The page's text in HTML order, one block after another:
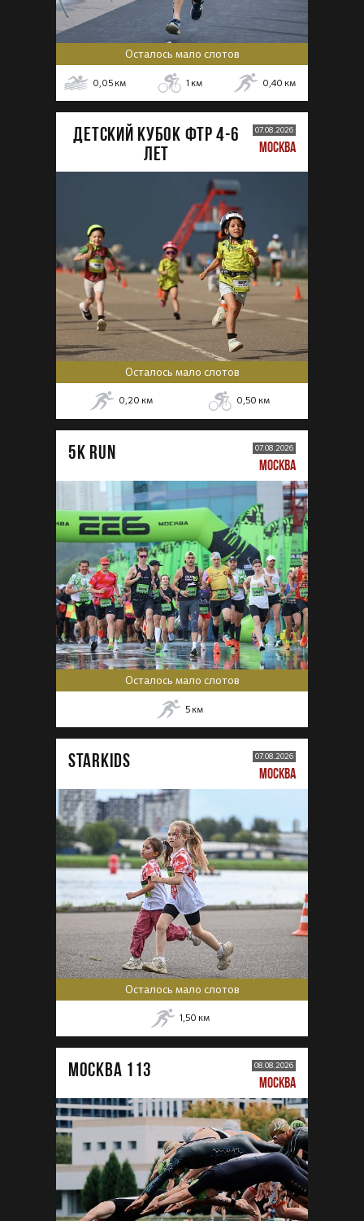
Осталось мало слотов
0,05 км 1 км 0,40 км
ДЕТСКИЙ КУБОК ФТР 4-6
лет
07.08.2026
МОСКВА
Осталось мало слотов
0,20 км 0,50 км
5К RUN 07.08.2026
МОСКВА
Осталось мало слотов
5 км
STARKIDS 07.08.2026
МОСКВА
Осталось мало слотов
1,50 км
МОСКВА 113 08.08.2026
МОСКВА